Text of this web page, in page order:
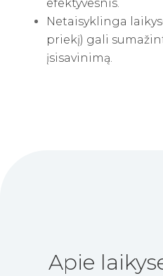
efektyvesnis.
Netaisyklinga
priekį) gali
įsisavinimą.
Apie